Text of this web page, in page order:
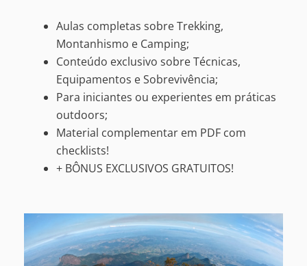
Aulas completas sobre Trekking,
Montanhismo e Camping;
Conteúdo exclusivo sobre Técnicas,
Equipamentos e Sobrevivência;
Para iniciantes ou experientes em práticas
outdoors;
Material complementar em PDF com
checklists!
+ BÔNUS EXCLUSIVOS GRATUITOS!